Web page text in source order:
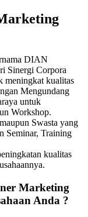
DIAN
Sinergi Corpora
meningkat kualitas
Mengundang
untuk
Workshop.
Swasta yang
Seminar, Training
kualitas
Marketing
Anda ?